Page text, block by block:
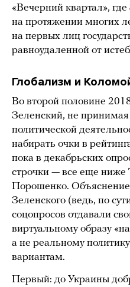
«Вечерний квартал»,
на протяжении многих
на первых лиц
равноудаленной от
Глобализм и
Во второй половине
Зеленский, не принимая
политической
набирать очки в
пока в декабрьских
строчки — все еще
Порошенко.
Зеленского (ведь, по
соцопросов отдавали
виртуальному образу
а не реальному
вариантам.
Первый: до Украины